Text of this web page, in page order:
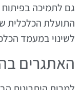
גם לתמיכה
התועלת הכלכלית
לשינוי במעמד
האתגרים